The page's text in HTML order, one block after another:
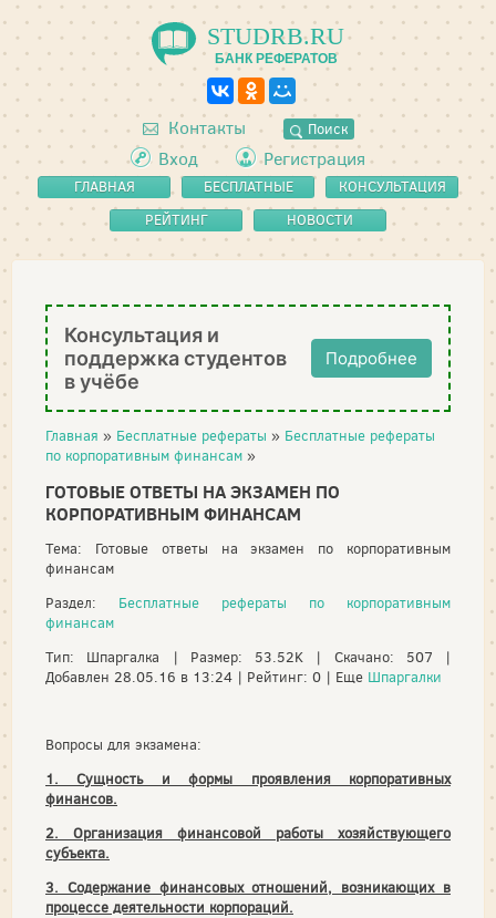
STUDRB.RU
БАНК РЕФЕРАТОВ
Контакты Поиск
Вход Регистрация
ГЛАВНАЯ
БЕСПЛАТНЫЕ
РЕФЕРАТЫ
КОНСУЛЬТАЦИЯ
РЕЙТИНГ
НОВОСТИ
Консультация и
поддержка студентов
в учёбе
Подробнее
Главная » Бесплатные рефераты » Бесплатные рефераты
по корпоративным финансам »
ГОТОВЫЕ ОТВЕТЫ НА ЭКЗАМЕН ПО
КОРПОРАТИВНЫМ ФИНАНСАМ
Тема: Готовые ответы на экзамен по корпоративным
финансам
Раздел: Бесплатные рефераты по корпоративным
финансам
Тип: Шпаргалка | Размер: 53.52K | Скачано: 507 |
Добавлен 28.05.16 в 13:24 | Рейтинг: 0 | Еще Шпаргалки
Вопросы для экзамена:
1. Сущность и формы проявления корпоративных
финансов.
2. Организация финансовой работы хозяйствующего
субъекта.
3. Содержание финансовых отношений, возникающих в
процессе деятельности корпораций.